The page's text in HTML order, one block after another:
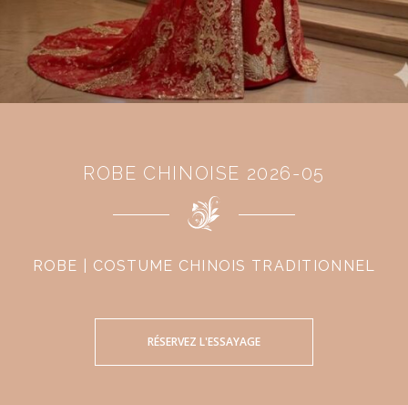
ROBE CHINOISE 2026-05
ROBE | COSTUME CHINOIS TRADITIONNEL
RÉSERVEZ L'ESSAYAGE